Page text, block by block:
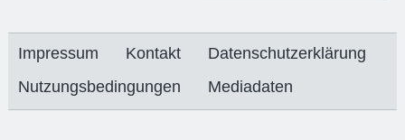
Impressum Kontakt
Datenschutzerklärung
Nutzungsbedingungen
Mediadaten